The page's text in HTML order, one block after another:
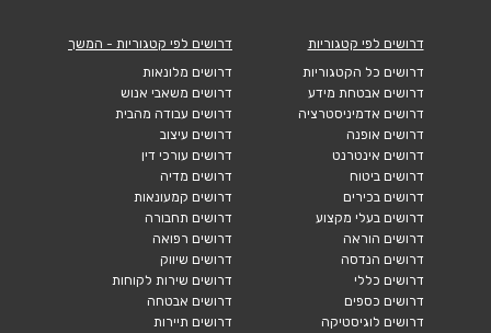
דרושים לפי קטגוריות
דרושים כל הקטגוריות
דרושים אבטחת מידע
דרושים אדמיניסטרציה
דרושים אופנה
דרושים אינטרנט
דרושים ביטוח
דרושים בכירים
דרושים בעלי מקצוע
דרושים הוראה
דרושים הנדסה
דרושים כללי
דרושים כספים
דרושים לוגיסטיקה
דרושים לפי קטגוריות - המשך
דרושים מלונאות
דרושים משאבי אנוש
דרושים עבודה מהבית
דרושים עיצוב
דרושים עורכי דין
דרושים מדיה
דרושים קמעונאות
דרושים תחבורה
דרושים רפואה
דרושים שיווק
דרושים שירות לקוחות
דרושים אבטחה
דרושים תיירות